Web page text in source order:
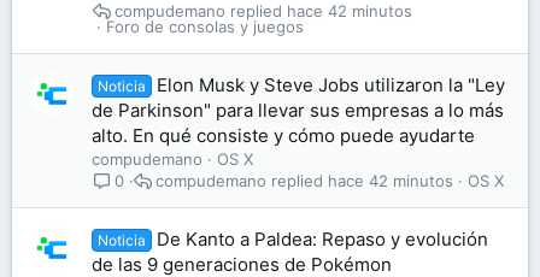
Foro de consolas y juegos
hace 42 minutos
compudemano
Noticia
Elon Musk y Steve Jobs utilizaron la "Ley
de Parkinson" para llevar sus empresas a lo más
alto. En qué consiste y cómo puede ayudarte
compudemano
OS X
0
OS X
hace 42 minutos
compudemano
Noticia
De Kanto a Paldea: Repaso y evolución
de las 9 generaciones de Pokémon